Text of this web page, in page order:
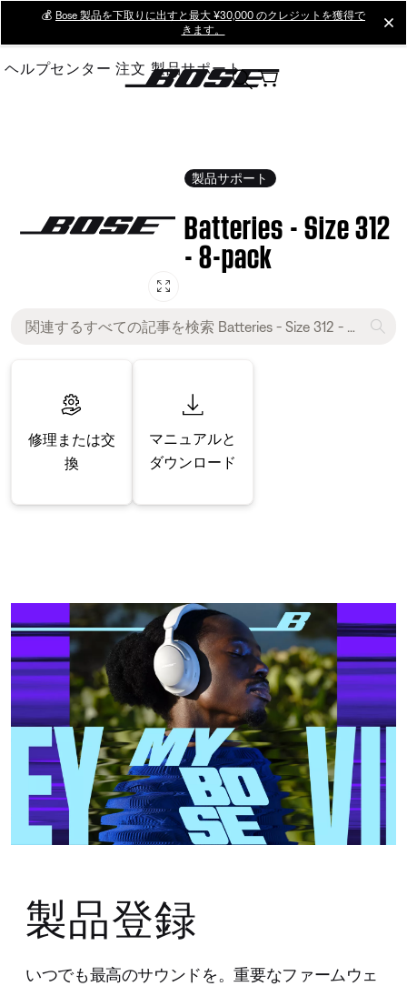
Main
💰 Bose 製品を下取りに出すと最大 ¥30,000 のクレジットを獲得で
きます。
ヘルプセンター 注文 製品サポート
製品サポート
Batteries - Size 312
- 8-pack
修理または交
換
マニュアルと
ダウンロード
製品登録
いつでも最高のサウンドを。重要なファームウェ